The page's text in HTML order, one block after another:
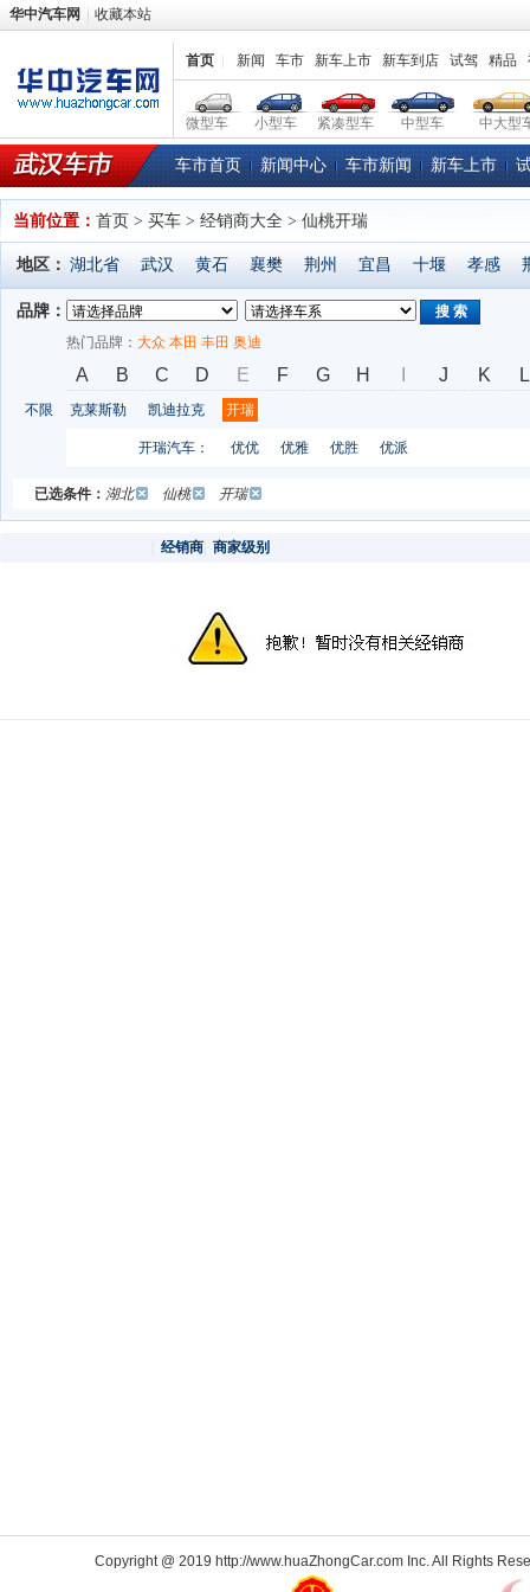
华中汽车网 收藏本站
首页 新闻 车市 新车上市 新车到店 试驾 精品
微型车 小型车 紧凑型车 中型车 中大型
车市首页 新闻中心 车市新闻 新车上市
当前位置： 首页 > 买车 > 经销商大全 > 仙桃开瑞
地区： 湖北省 武汉 黄石 襄樊 荆州 宜昌 十堰 孝感
品牌：
搜 索
热门品牌： 大众 本田 丰田 奥迪
A B C D E F G H J K L
不限 克莱斯勒 凯迪拉克 开瑞
开瑞汽车： 优优 优雅 优胜 优派
已选条件： 湖北 仙桃 开瑞
经销商 商家级别
Copyright @ 2019 http://www.huaZhongCar.com Inc. All Rights